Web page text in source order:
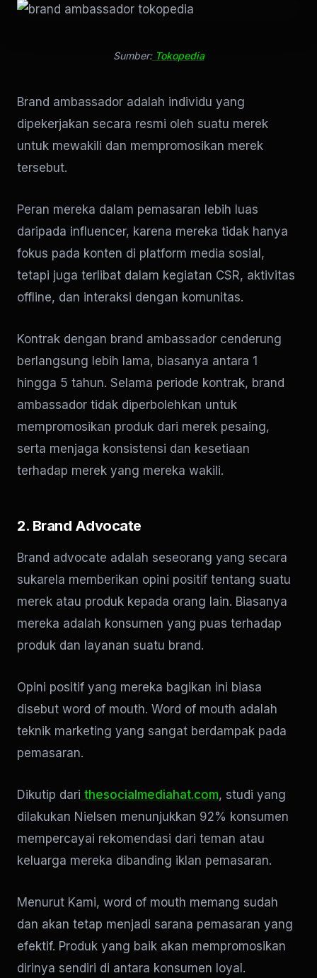
Sumber:Tokopedia
Brand ambassador adalah individu yang
dipekerjakan secara resmi oleh suatu merek
untuk mewakili dan mempromosikan merek
tersebut.
Peran mereka dalam pemasaran lebih luas
daripada influencer, karena mereka tidak hanya
fokus pada konten di platform media sosial,
tetapi juga terlibat dalam kegiatan CSR, aktivitas
offline, dan interaksi dengan komunitas.
Kontrak dengan brand ambassador cenderung
berlangsung lebih lama, biasanya antara 1
hingga 5 tahun. Selama periode kontrak, brand
ambassador tidak diperbolehkan untuk
mempromosikan produk dari merek pesaing,
serta menjaga konsistensi dan kesetiaan
terhadap merek yang mereka wakili.
2. Brand Advocate
Brand advocate adalah seseorang yang secara
sukarela memberikan opini positif tentang suatu
merek atau produk kepada orang lain. Biasanya
mereka adalah konsumen yang puas terhadap
produk dan layanan suatu brand.
Opini positif yang mereka bagikan ini biasa
disebut word of mouth. Word of mouth adalah
teknik marketing yang sangat berdampak pada
pemasaran.
Dikutip dari thesocialmediahat.com, studi yang
dilakukan Nielsen menunjukkan 92% konsumen
mempercayai rekomendasi dari teman atau
keluarga mereka dibanding iklan pemasaran.
Menurut Kami, word of mouth memang sudah
dan akan tetap menjadi sarana pemasaran yang
efektif. Produk yang baik akan mempromosikan
dirinya sendiri di antara konsumen loyal.